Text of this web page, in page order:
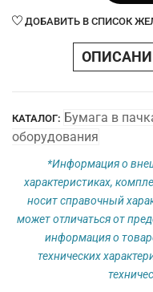
х
(с
меткой)
м2
ДОБАВИТЬ В СПИСОК
КАТАЛОГ: Бумага в
оборудования
*Информация о
характеристиках,
носит справочный
может отличаться от
информация о
технических